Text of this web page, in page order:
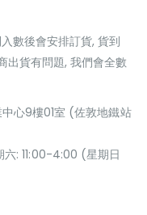
數後會安排訂貨, 貨到
出貨有問題, 我們會全數
心9樓01室 (佐敦地鐵站
六: 11:00-4:00 (星期日